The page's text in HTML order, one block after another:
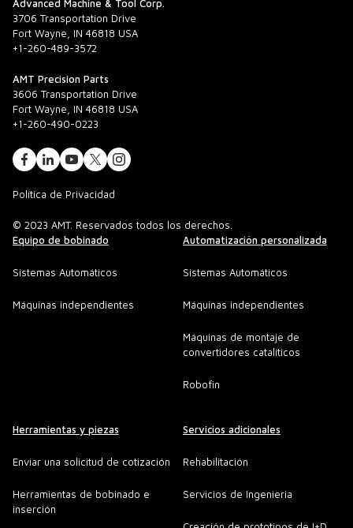
Advanced Machine & Tool Corp.
3706 Transportation Drive
Fort Wayne, IN 46818 USA
+1-260-489-3572
AMT Precision Parts
3606 Transportation Drive
Fort Wayne, IN 46818 USA
+1-260-490-0223
Política de Privacidad
© 2023 AMT. Reservados todos los derechos.
Equipo de bobinado
Sistemas Automáticos
Máquinas independientes
Automatización personalizada
Sistemas Automáticos
Máquinas independientes
Máquinas de montaje de
convertidores catalíticos
Robofin
Herramientas y piezas
Enviar una solicitud de cotización
Herramientas de bobinado e
inserción
Servicios adicionales
Rehabilitación
Servicios de Ingenieria